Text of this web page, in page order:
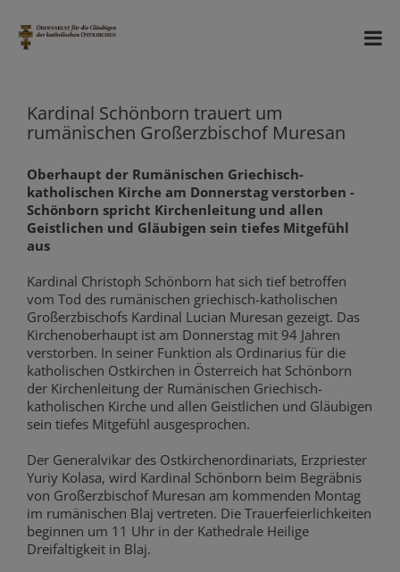
Kardinal Schönborn trauert um
rumänischen Großerzbischof Muresan
Oberhaupt der Rumänischen Griechisch-
katholischen Kirche am Donnerstag verstorben -
Schönborn spricht Kirchenleitung und allen
Geistlichen und Gläubigen sein tiefes Mitgefühl
aus
Kardinal Christoph Schönborn hat sich tief betroffen
vom Tod des rumänischen griechisch-katholischen
Großerzbischofs Kardinal Lucian Muresan gezeigt. Das
Kirchenoberhaupt ist am Donnerstag mit 94 Jahren
verstorben. In seiner Funktion als Ordinarius für die
katholischen Ostkirchen in Österreich hat Schönborn
der Kirchenleitung der Rumänischen Griechisch-
katholischen Kirche und allen Geistlichen und Gläubigen
sein tiefes Mitgefühl ausgesprochen.
Der Generalvikar des Ostkirchenordinariats, Erzpriester
Yuriy Kolasa, wird Kardinal Schönborn beim Begräbnis
von Großerzbischof Muresan am kommenden Montag
im rumänischen Blaj vertreten. Die Trauerfeierlichkeiten
beginnen um 11 Uhr in der Kathedrale Heilige
Dreifaltigkeit in Blaj.